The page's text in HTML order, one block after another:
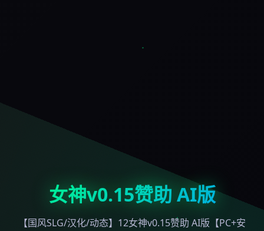
女神v0.15赞助 AI版
【国风SLG/汉化/动态】12女神v0.15赞助 AI版【PC+安